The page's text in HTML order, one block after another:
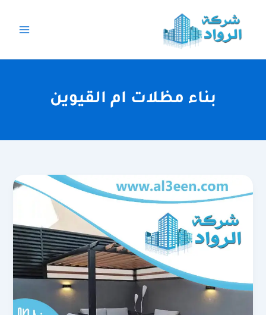
المحتوى
بناء مظلات ام القيوين